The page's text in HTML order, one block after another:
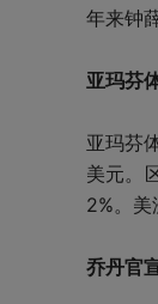
年来钟
亚玛芬
亚玛芬
美元。
2%。
乔丹官